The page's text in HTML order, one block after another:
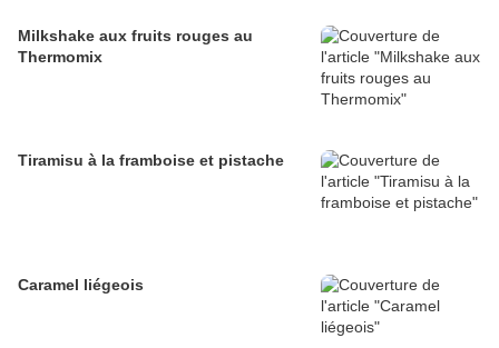
Milkshake aux fruits rouges au
Thermomix
Tiramisu à la framboise et pistache
Caramel liégeois